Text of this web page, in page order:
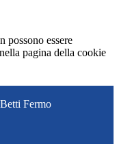
possono essere
pagina della cookie
Fermo